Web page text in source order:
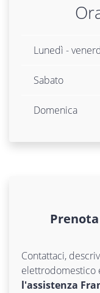
Lunedì -
Sabato
Domenica
Contattaci,
elettrodomestico
l'assistenza